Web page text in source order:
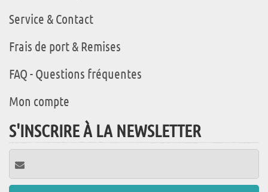
Service & Contact
Frais de port & Remises
FAQ - Questions fréquentes
Mon compte
S'INSCRIRE À LA NEWSLETTER